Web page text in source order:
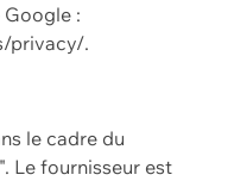
:
privacy/.
le cadre du
Le fournisseur est